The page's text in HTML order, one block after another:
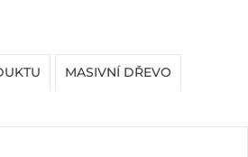
MASIVNÍ DŘEVO